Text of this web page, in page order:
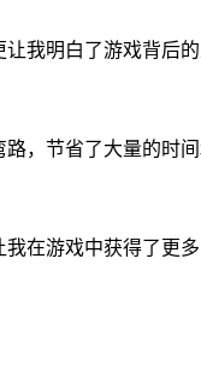
我明白了游戏背后的
，节省了大量的时间
在游戏中获得了更多